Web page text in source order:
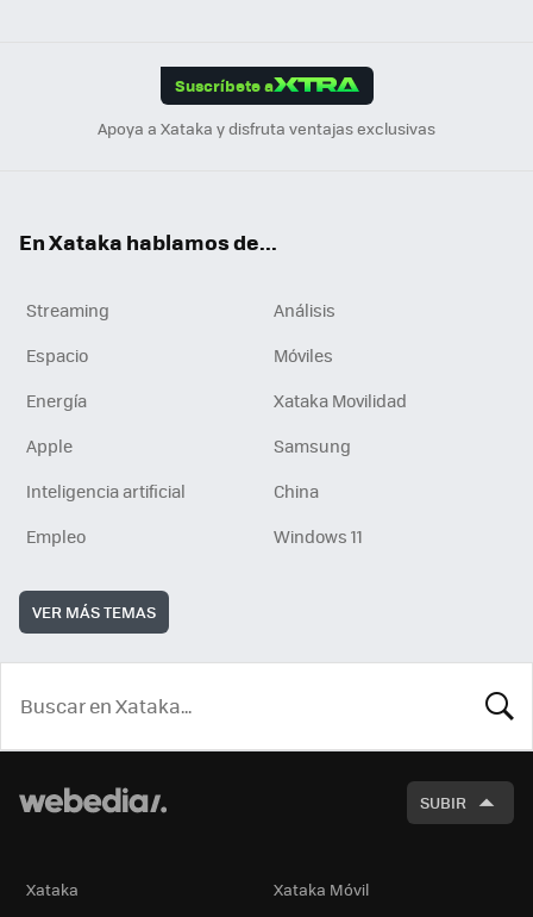
Suscríbete a
Apoya a Xataka y disfruta ventajas exclusivas
En Xataka hablamos de...
Streaming
Análisis
Espacio
Móviles
Energía
Xataka Movilidad
Apple
Samsung
Inteligencia artificial
China
Empleo
Windows 11
VER MÁS TEMAS
SUBIR
Xataka Xataka Móvil